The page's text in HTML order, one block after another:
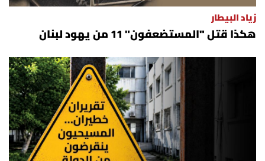
زياد البيطار
هكذا قتل "المستضعفون" 11 من يهود لبنان